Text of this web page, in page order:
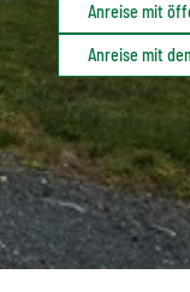
Anreise mit
Anreise mit